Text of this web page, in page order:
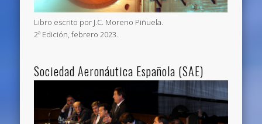
Libro escrito por J.C. Moreno Piñuela.
2ª Edición, febrero 2023.
Sociedad Aeronáutica Española (SAE)